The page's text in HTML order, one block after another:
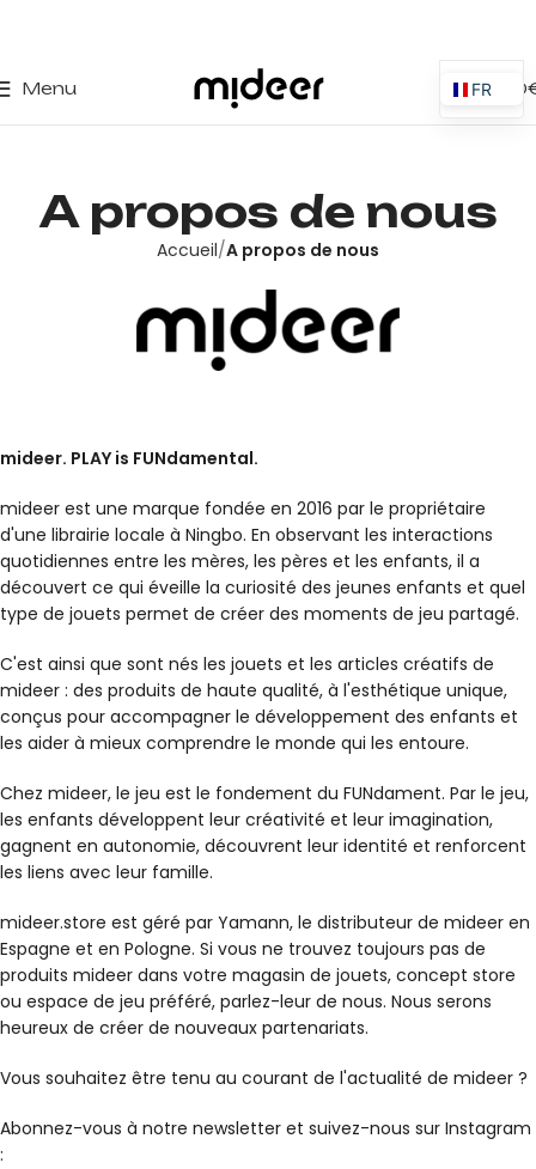
Menu 0,00
A propos de nous
Accueil A propos de nous
mideer. PLAY is FUNdamental.
mideer est une marque fondée en 2016 par le propriétaire
d'une librairie locale à Ningbo. En observant les interactions
quotidiennes entre les mères, les pères et les enfants, il a
découvert ce qui éveille la curiosité des jeunes enfants et quel
type de jouets permet de créer des moments de jeu partagé.
C'est ainsi que sont nés les jouets et les articles créatifs de
mideer : des produits de haute qualité, à l'esthétique unique,
conçus pour accompagner le développement des enfants et
les aider à mieux comprendre le monde qui les entoure.
Chez mideer, le jeu est le fondement du FUNdament. Par le jeu,
les enfants développent leur créativité et leur imagination,
gagnent en autonomie, découvrent leur identité et renforcent
les liens avec leur famille.
mideer.store est géré par Yamann, le distributeur de mideer en
Espagne et en Pologne. Si vous ne trouvez toujours pas de
produits mideer dans votre magasin de jouets, concept store
ou espace de jeu préféré, parlez-leur de nous. Nous serons
heureux de créer de nouveaux partenariats.
Vous souhaitez être tenu au courant de l'actualité de mideer ?
Abonnez-vous à notre newsletter et suivez-nous sur Instagram
:
FR
ES
IT